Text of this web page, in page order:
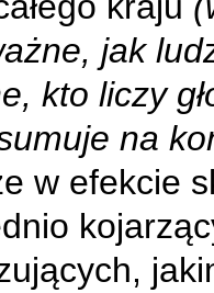
jak
kto liczy
na
w efekcie